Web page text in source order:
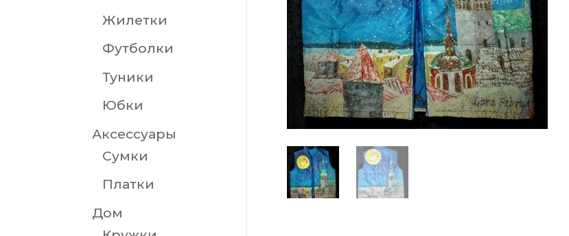
Жилетки
Футболки
Туники
Юбки
Аксессуары
Сумки
Платки
Дом